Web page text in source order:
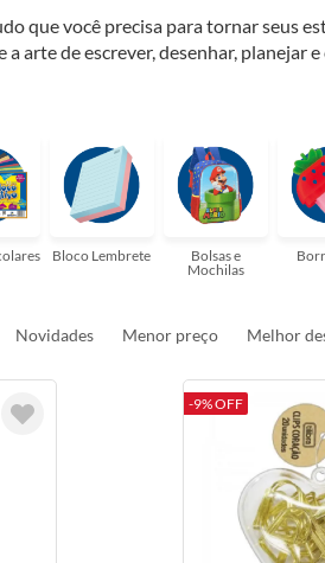
que você precisa para tornar seus
arte de escrever, desenhar, planejar
que buscam organizar seus
Bloco Lembrete
Bolsas e
Mochilas
Novidades Menor preço Melhor
-9% OFF